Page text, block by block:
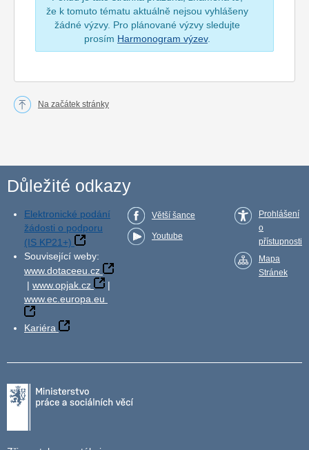
že k tomuto tématu aktuálně nejsou vyhlášeny
žádné výzvy. Pro plánované výzvy sledujte
prosím Harmonogram výzev.
Na začátek stránky
Důležité odkazy
Elektronické podání
žádosti o podporu
(IS KP21+)
Související weby:
www.dotaceeu.cz
| www.opjak.cz
|
www.ec.europa.eu
Kariéra
Větší šance
Youtube
Prohlášení
o
přístupnosti
Mapa
Stránek